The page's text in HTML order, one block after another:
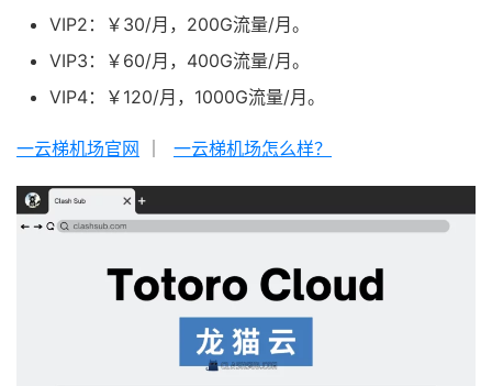
VIP2：￥30/月，200G流量/月。
VIP3：￥60/月，400G流量/月。
VIP4：￥120/月，1000G流量/月。
一云梯机场官网 一云梯机场怎么样？